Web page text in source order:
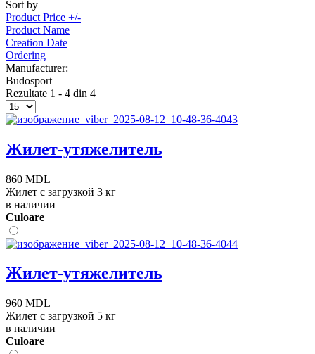
Sort by
Product Price +/-
Product Name
Creation Date
Ordering
Manufacturer:
Budosport
Rezultate 1 - 4 din 4
Жилет-утяжелитель
860 MDL
Жилет с загрузкой 3 кг
в наличии
Сuloare
Жилет-утяжелитель
960 MDL
Жилет с загрузкой 5 кг
в наличии
Сuloare